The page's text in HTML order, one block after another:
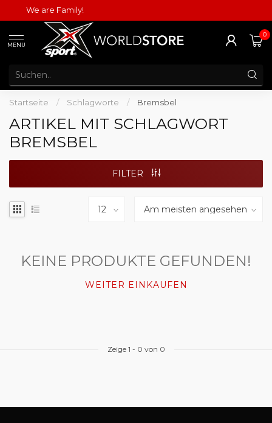
We are Family!
MENU
0
Startseite / Schlagworte / Bremsbel
ARTIKEL MIT SCHLAGWORT
BREMSBEL
FILTER
KEINE PRODUKTE GEFUNDEN!
WEITER EINKAUFEN
Zeige 1 - 0 von 0